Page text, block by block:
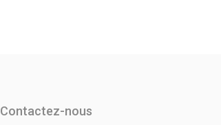
Contactez-nous